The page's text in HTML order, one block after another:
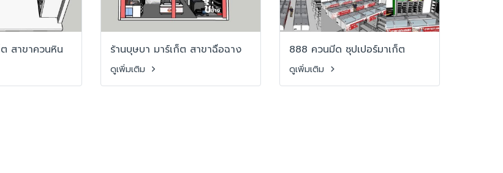
สาขาควนหิน ร้านบุษบา มาร์เก็ต สาขาฉื่อฉาง
ดูเพิ่มเติม
888 ควนมีด ซุปเปอร์มาเก็ต
ดูเพิ่มเติม